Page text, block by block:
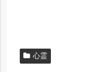
心霊